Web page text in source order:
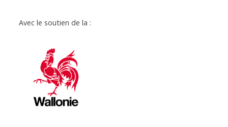
Avec le soutien de la :